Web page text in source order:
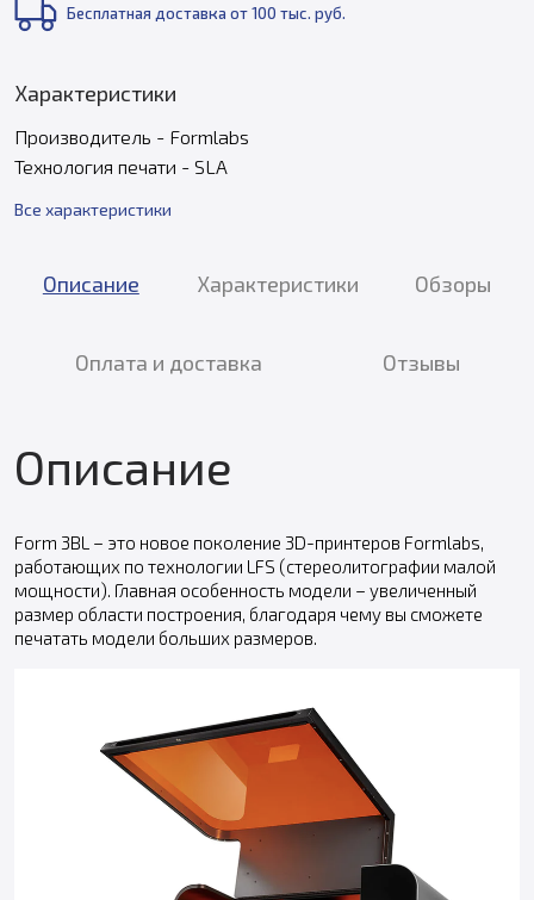
Бесплатная доставка от 100 тыс. руб.
Характеристики
Производитель - Formlabs
Технология печати - SLA
Все характеристики
Описание Характеристики Обзоры
Оплата и доставка Отзывы
Описание
Form 3BL – это новое поколение 3D-принтеров Formlabs,
работающих по технологии LFS (стереолитографии малой
мощности). Главная особенность модели – увеличенный
размер области построения, благодаря чему вы сможете
печатать модели больших размеров.